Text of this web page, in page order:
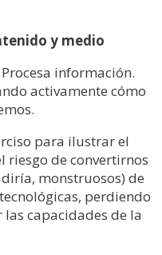
y medio
información.
activamente cómo
para ilustrar el
riesgo de convertirnos
monstruosos) de
perdiendo
capacidades de la